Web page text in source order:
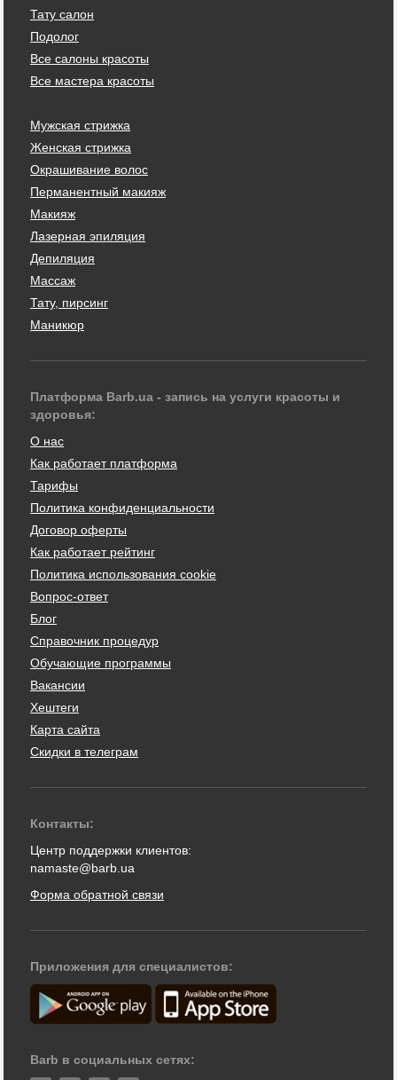
Тату салон
Подолог
Все салоны красоты
Все мастера красоты
Мужская стрижка
Женская стрижка
Окрашивание волос
Перманентный макияж
Макияж
Лазерная эпиляция
Депиляция
Массаж
Тату, пирсинг
Маникюр
Платформа Barb.ua - запись на услуги красоты и
здоровья:
О нас
Как работает платформа
Тарифы
Политика конфиденциальности
Договор оферты
Как работает рейтинг
Политика использования cookie
Вопрос-ответ
Блог
Справочник процедур
Обучающие программы
Вакансии
Хештеги
Карта сайта
Скидки в телеграм
Контакты:
Центр поддержки клиентов:
namaste@barb.ua
Форма обратной связи
Приложения для специалистов:
Barb в социальных сетях: